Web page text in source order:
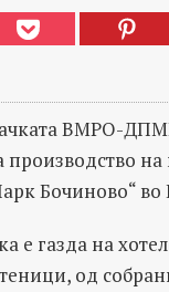
ВМРО-
на
Бочиново“ во
е газда на
од